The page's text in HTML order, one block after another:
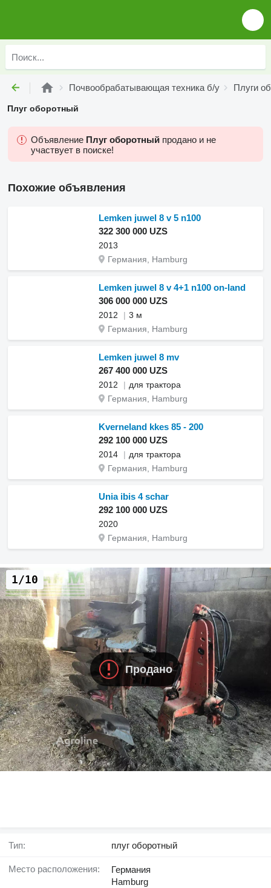
Почвообрабатывающая техника б/у Плуги
Плуг оборотный
Объявление Плуг оборотный продано и не
участвует в поиске!
Похожие объявления
Lemken juwel 8 v 5 n100
322 300 000 UZS
2013
Германия, Hamburg
Lemken juwel 8 v 4+1 n100 on-land
306 000 000 UZS
2012
3 м
Германия, Hamburg
Lemken juwel 8 mv
267 400 000 UZS
2012
для трактора
Германия, Hamburg
Kverneland kkes 85 - 200
292 100 000 UZS
2014
для трактора
Германия, Hamburg
Unia ibis 4 schar
292 100 000 UZS
2020
Германия, Hamburg
Продано
1/10
Тип: плуг оборотный
Место расположения:
Германия
Hamburg